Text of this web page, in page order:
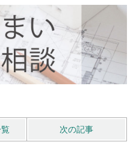
次の記事